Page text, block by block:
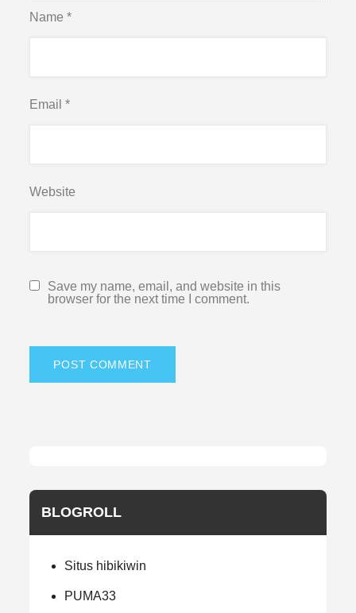
Name*
Email*
Website
Save my name, email, and website in this
browser for the next time I comment.
BLOGROLL
Situs hibikiwin
PUMA33